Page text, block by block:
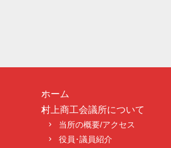
ホーム
村上商工会議所について
当所の概要/アクセス
役員･議員紹介